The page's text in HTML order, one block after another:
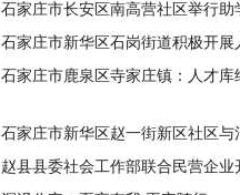
石家庄市长安区南高营社区举行助
石家庄市新华区石岗街道积极开展
石家庄市鹿泉区寺家庄镇：人才库
石家庄市新华区赵一街新区社区与
救援队联合成立联络处
赵县县委社会工作部联合民营企业